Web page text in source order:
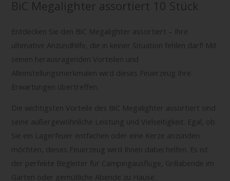
BiC Megalighter assortiert 10 Stück
Entdecken Sie den BiC Megalighter assortiert – Ihre
ultimative Anzündhilfe, die in keiner Situation fehlen darf! Mit
seinen herausragenden Vorteilen und
Alleinstellungsmerkmalen wird dieses Feuerzeug Ihre
Erwartungen übertreffen.
Die wichtigsten Vorteile des BiC Megalighter assortiert sind
seine außergewöhnliche Leistung und Vielseitigkeit. Egal, ob
Sie ein Lagerfeuer entfachen oder eine Kerze anzünden
möchten, dieses Feuerzeug wird Ihnen dabei helfen. Es ist
der perfekte Begleiter für Campingausflüge, Grillabende im
Garten oder gemütliche Abende zu Hause.